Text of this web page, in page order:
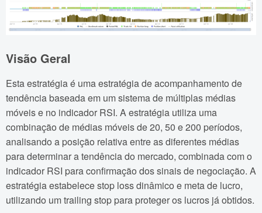
Visão Geral
Esta estratégia é uma estratégia de acompanhamento de
tendência baseada em um sistema de múltiplas médias
móveis e no indicador RSI. A estratégia utiliza uma
combinação de médias móveis de 20, 50 e 200 períodos,
analisando a posição relativa entre as diferentes médias
para determinar a tendência do mercado, combinada com o
indicador RSI para confirmação dos sinais de negociação. A
estratégia estabelece stop loss dinâmico e meta de lucro,
utilizando um trailing stop para proteger os lucros já obtidos.